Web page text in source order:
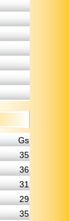
Gs
35
36
31
29
35